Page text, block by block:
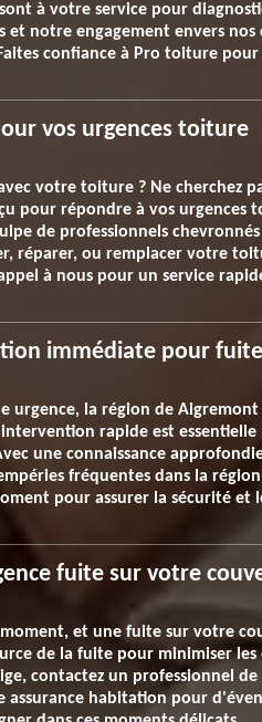
sont à votre service pour
et notre engagement envers
confiance à Pro toiture
vos urgences toiture
votre toiture ? Ne cherchez
pour répondre à vos
de professionnels
réparer, ou remplacer votre
à nous pour un service
immédiate pour
urgence, la région de
rapide est
une connaissance
fréquentes dans la
pour assurer la sécurité et
fuite sur votre
et une fuite sur votre
de la fuite pour minimiser
contactez un professionnel
assurance habitation pour